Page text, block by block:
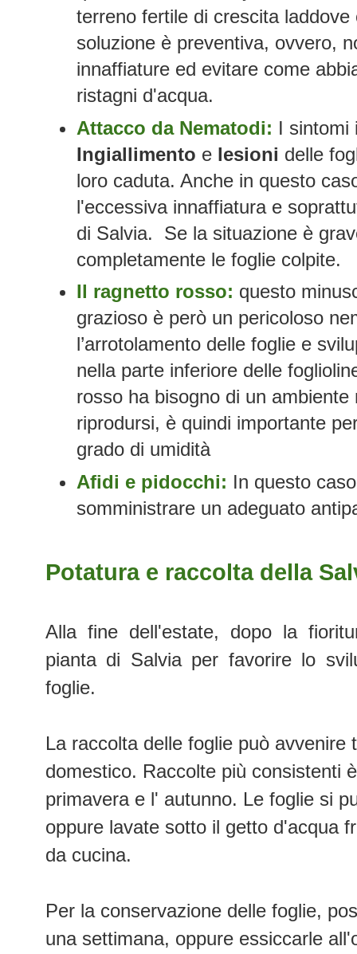
terreno fertile di crescita laddove
soluzione è preventiva, ovvero,
innaffiature ed evitare come
ristagni d'acqua.
Attacco da Nematodi: I sintomi
Ingiallimento e lesioni delle
loro caduta. Anche in questo
l'eccessiva innaffiatura e
di Salvia. Se la situazione è
completamente le foglie colpite.
Il ragnetto rosso: questo
grazioso è però un pericoloso
l’arrotolamento delle foglie e
nella parte inferiore delle
rosso ha bisogno di un ambiente
riprodursi, è quindi importante
grado di umidità
Afidi e pidocchi: In questo
somministrare un adeguato
Potatura e raccolta della
Alla fine dell'estate, dopo la
pianta di Salvia per favorire lo
foglie.
La raccolta delle foglie può avvenire
domestico. Raccolte più consistenti
primavera e l' autunno. Le foglie si
oppure lavate sotto il getto d'acqua
da cucina.
Per la conservazione delle foglie,
una settimana, oppure essiccarle